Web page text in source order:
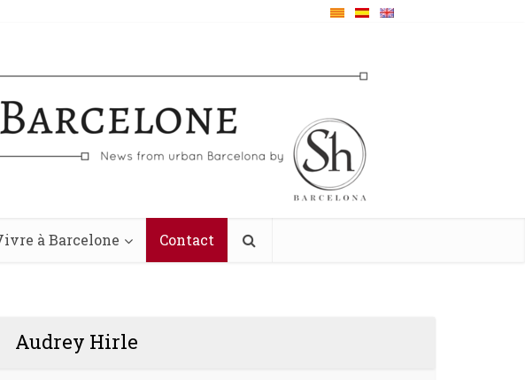
à Barcelone Contact
Audrey Hirle